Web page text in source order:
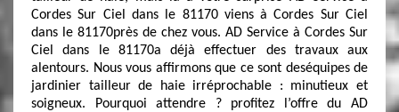
Cordes Sur Ciel dans le 81170 viens à Cordes Sur Ciel
dans le 81170près de chez vous. AD Service à Cordes Sur
Ciel dans le 81170a déjà effectuer des travaux aux
alentours. Nous vous affirmons que ce sont deséquipes de
jardinier tailleur de haie irréprochable : minutieux et
soigneux. Pourquoi attendre ? profitez l’offre du AD